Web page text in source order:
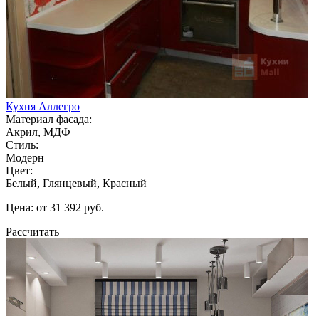
Кухня Аллегро
Материал фасада:
Акрил, МДФ
Стиль:
Модерн
Цвет:
Белый, Глянцевый, Красный
Цена: от 31 392 руб.
Рассчитать